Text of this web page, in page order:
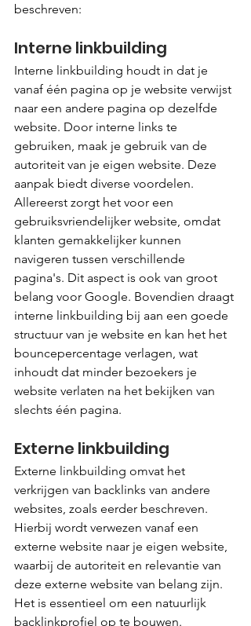
beschreven:
Interne linkbuilding
Interne linkbuilding houdt in dat je
vanaf één pagina op je website verwijst
naar een andere pagina op dezelfde
website. Door interne links te
gebruiken, maak je gebruik van de
autoriteit van je eigen website. Deze
aanpak biedt diverse voordelen.
Allereerst zorgt het voor een
gebruiksvriendelijker website, omdat
klanten gemakkelijker kunnen
navigeren tussen verschillende
pagina's. Dit aspect is ook van groot
belang voor Google. Bovendien draagt
interne linkbuilding bij aan een goede
structuur van je website en kan het het
bouncepercentage verlagen, wat
inhoudt dat minder bezoekers je
website verlaten na het bekijken van
slechts één pagina.
Externe linkbuilding
Externe linkbuilding omvat het
verkrijgen van backlinks van andere
websites, zoals eerder beschreven.
Hierbij wordt verwezen vanaf een
externe website naar je eigen website,
waarbij de autoriteit en relevantie van
deze externe website van belang zijn.
Het is essentieel om een natuurlijk
backlinkprofiel op te bouwen.